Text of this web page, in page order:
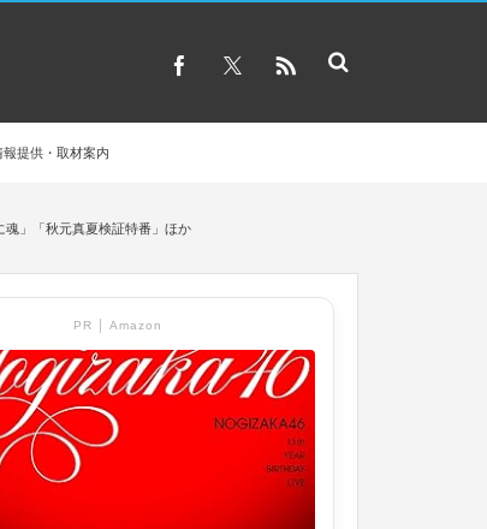
報提供・取材案内
」「秋元真夏検証特番」ほか
PR │ Amazon